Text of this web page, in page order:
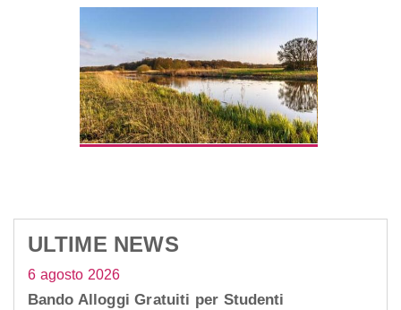
ULTIME NEWS
6 agosto 2026
Bando Alloggi Gratuiti per Studenti